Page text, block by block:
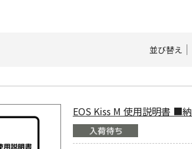
並び替え
EOS Kiss M 使用説明書 ■